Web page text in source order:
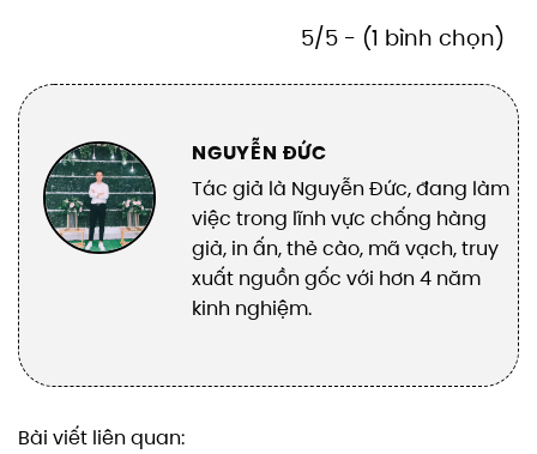
5/5 - (1 bình chọn)
NGUYỄN ĐỨC
Tác giả là Nguyễn Đức, đang làm
việc trong lĩnh vực chống hàng
giả, in ấn, thẻ cào, mã vạch, truy
xuất nguồn gốc với hơn 4 năm
kinh nghiệm.
Bài viết liên quan: